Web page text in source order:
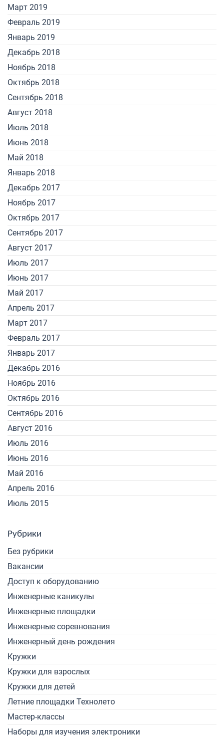
Март 2019
Февраль 2019
Январь 2019
Декабрь 2018
Ноябрь 2018
Октябрь 2018
Сентябрь 2018
Август 2018
Июль 2018
Июнь 2018
Май 2018
Январь 2018
Декабрь 2017
Ноябрь 2017
Октябрь 2017
Сентябрь 2017
Август 2017
Июль 2017
Июнь 2017
Май 2017
Апрель 2017
Март 2017
Февраль 2017
Январь 2017
Декабрь 2016
Ноябрь 2016
Октябрь 2016
Сентябрь 2016
Август 2016
Июль 2016
Июнь 2016
Май 2016
Апрель 2016
Июль 2015
Рубрики
Без рубрики
Вакансии
Доступ к оборудованию
Инженерные каникулы
Инженерные площадки
Инженерные соревнования
Инженерный день рождения
Кружки
Кружки для взрослых
Кружки для детей
Летние площадки Технолето
Мастер-классы
Наборы для изучения электроники